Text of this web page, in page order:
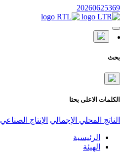
20260625369
بحث
الكلمات الاعلى بحثا
الناتج المحلي الإجمالي الإنتاج الصناعي
الرئيسية
الهيئة